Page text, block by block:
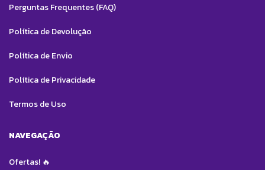
Perguntas Frequentes (FAQ)
Política de Devolução
Política de Envio
Política de Privacidade
Termos de Uso
NAVEGAÇÃO
Ofertas! 🔥